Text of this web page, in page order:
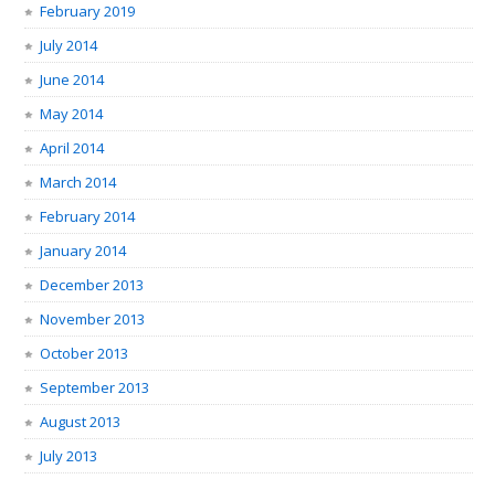
February 2019
July 2014
June 2014
May 2014
April 2014
March 2014
February 2014
January 2014
December 2013
November 2013
October 2013
September 2013
August 2013
July 2013